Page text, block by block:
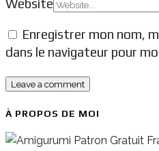
Website
Enregistrer mon nom,
dans le navigateur pour
À PROPOS DE MOI